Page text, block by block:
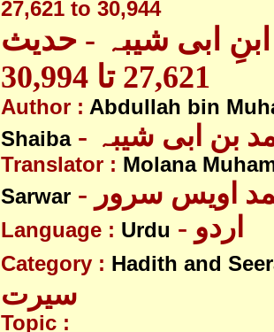
27,621 to 30,944
ابی شیبہ - حدیث
27,621 تا 30,994
Author : Abdullah bin
Shaiba
بن ابی شیبہ
Translator : Molana
Sarwar
اویس سرور
Language : Urdu - اردو
Category : Hadith and
سیرت
Topic :